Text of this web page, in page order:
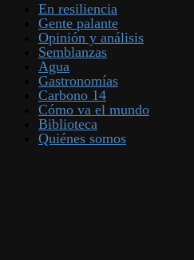
En resiliencia
Gente palante
Opinión y análisis
Semblanzas
Agua
Gastronomías
Carbono 14
Cómo va el mundo
Biblioteca
Quiénes somos